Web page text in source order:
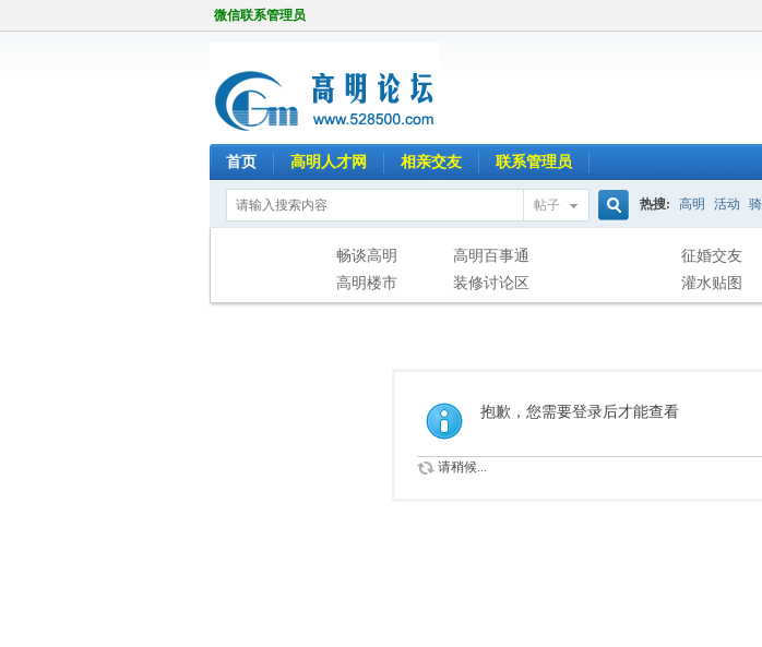
微信联系管理员
首页 高明人才网 相亲交友 联系管理员
帖子 热搜: 高明 活动
畅谈高明
高明百事通
高明楼市
装修讨论区
征婚交友
灌水贴图
抱歉，您需要登录后才能查看
请稍候...